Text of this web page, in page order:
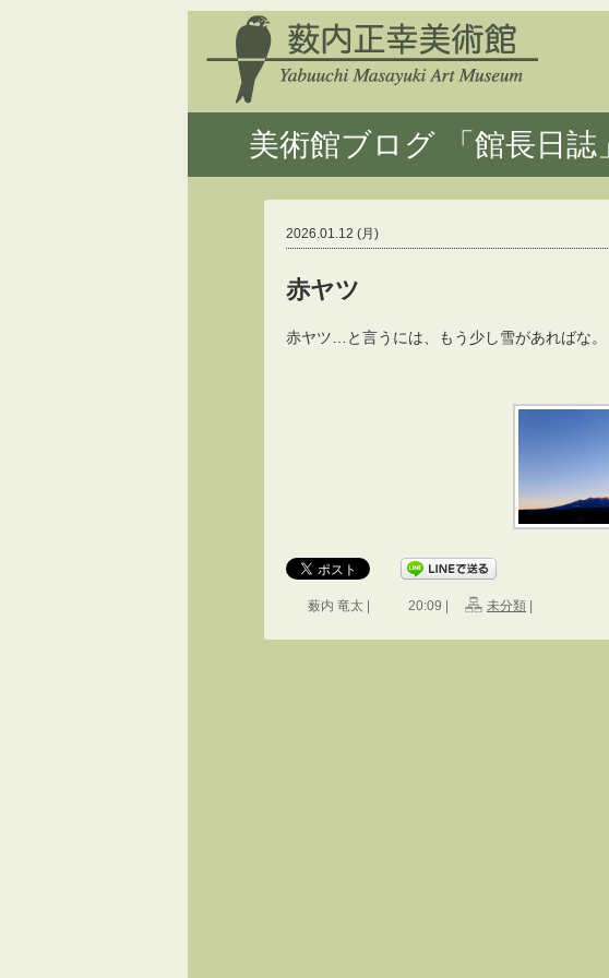
美術館ブログ 「館長日
2026.01.12 (月)
赤ヤツ
赤ヤツ…と言うには、もう少し雪があればな。
薮内 竜太 | 20:09 | 未分類